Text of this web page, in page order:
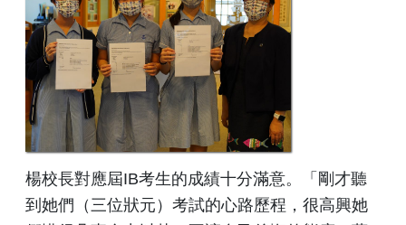
楊校長對應屆IB考生的成績十分滿意。「剛才聽
到她們（三位狀元）考試的心路歷程，很高興她